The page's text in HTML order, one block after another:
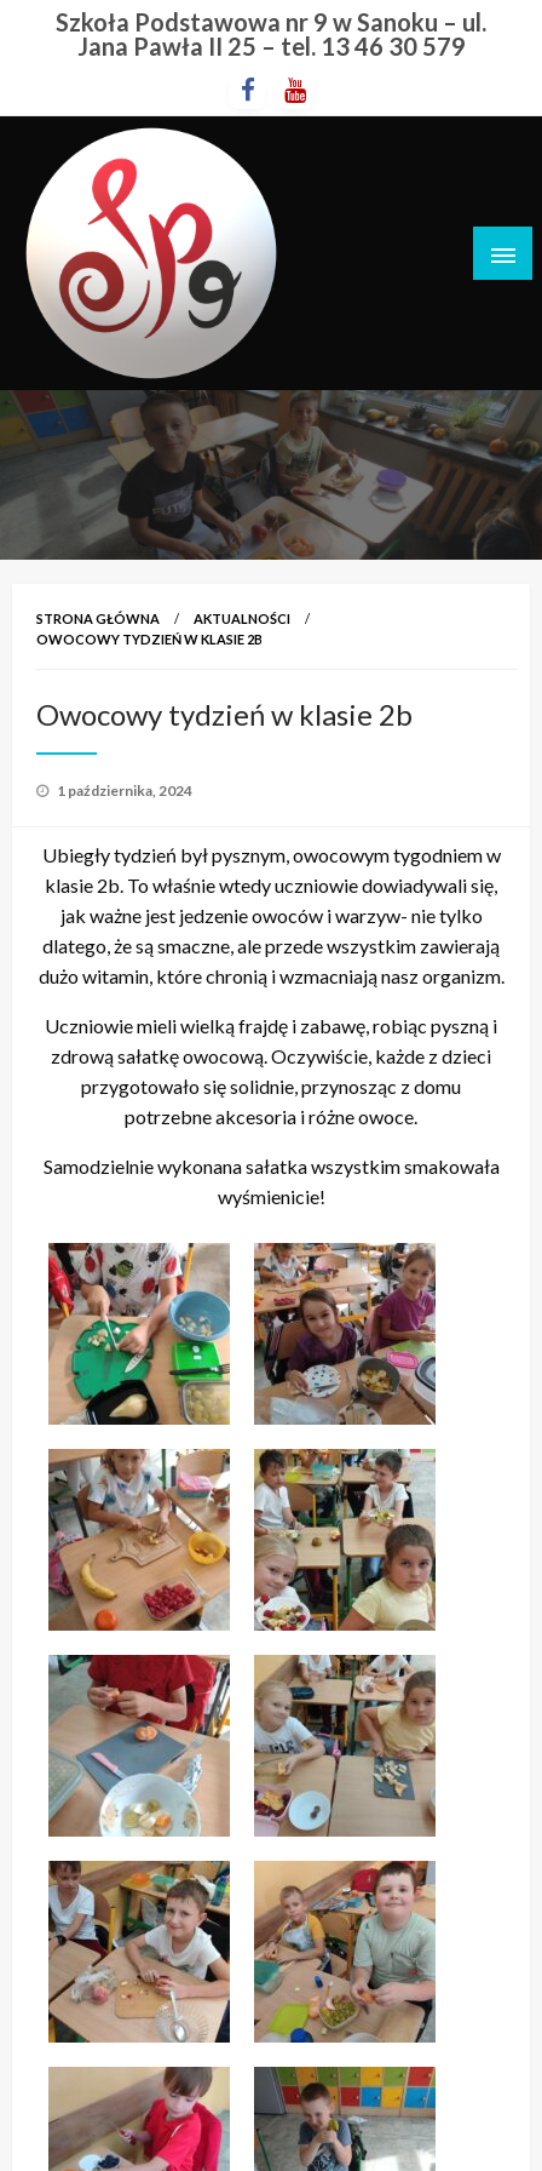
PrzejdźSzkoła Podstawowa nr 9 w Sanoku – ul.
Jana Pawła II 25 – tel. 13 46 30 579
Szkoła Podstawowa nr 9 w Sanoku
STRONA GŁÓWNA
AKTUALNOŚCI
OWOCOWY TYDZIEŃ W KLASIE 2B
Owocowy tydzień w klasie 2b
Opublikowane
1 października, 2024
Ubiegły tydzień był pysznym, owocowym tygodniem w
klasie 2b. To właśnie wtedy uczniowie dowiadywali się,
jak ważne jest jedzenie owoców i warzyw- nie tylko
dlatego, że są smaczne, ale przede wszystkim zawierają
dużo witamin, które chronią i wzmacniają nasz organizm.
Uczniowie mieli wielką frajdę i zabawę, robiąc pyszną i
zdrową sałatkę owocową. Oczywiście, każde z dzieci
przygotowało się solidnie, przynosząc z domu
potrzebne akcesoria i różne owoce.
Samodzielnie wykonana sałatka wszystkim smakowała
wyśmienicie!